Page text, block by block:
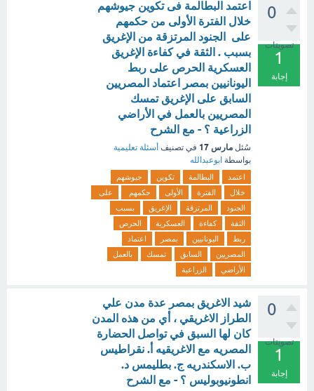
0
تصويتات
1
إجابة
اعتمد البطالمة فى تكوين جيوشهم
خلال الفترة الأولى من حكمهم
على الجنود المرتزقة من الإغريق
بسبب . الثقة في كفاءة الإغريق
العسكرية الحرص على ربط
اليونانيين بمصر اعتماد المصريين
السابق على الإغريق تمسك
المصريين بالعمل في الأراضي
الزراعية ؟ - مع الشرح
سُئل مارس 17 في تصنيف أسئلة تعليمية
بواسطة ابوعبدالله
اعتمد البطالمة تكوين
جيوشهم
خلال
الفترة الأولى حكمهم
على
الجنود
المرتزقة الإغريق
بسبب
الثقة
كفاءة العسكرية
الحرص
ربط
اليونانيين بمصر
اعتماد
المصريين
السابق تمسك
بالعمل
الأراضي
الزراعية
0
تصويتات
1
إجابة
شيد الاغريق بمصر عدة مدن علي
الطراز الاغريقي ، أي من هذه المدن
كان لها السبق في تواصل الحضارة
المصريه مع الاغريقيه أ. نقراطيس
ب. الاسكندريه ج. بطليمس د.
انطونيوبوليس ؟ - مع الشرح